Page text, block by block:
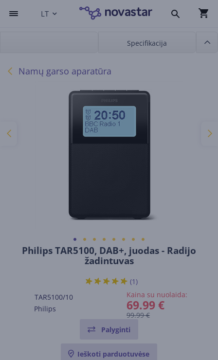
LT
Specifikacija
Namų garso aparatūra
Philips TAR5100, DAB+, juodas - Radijo
žadintuvas
TAR5100/10
Philips
Kaina su nuolaida:
69.99 €
99.99 €
(1)
Palyginti
Ieškoti parduotuvėse